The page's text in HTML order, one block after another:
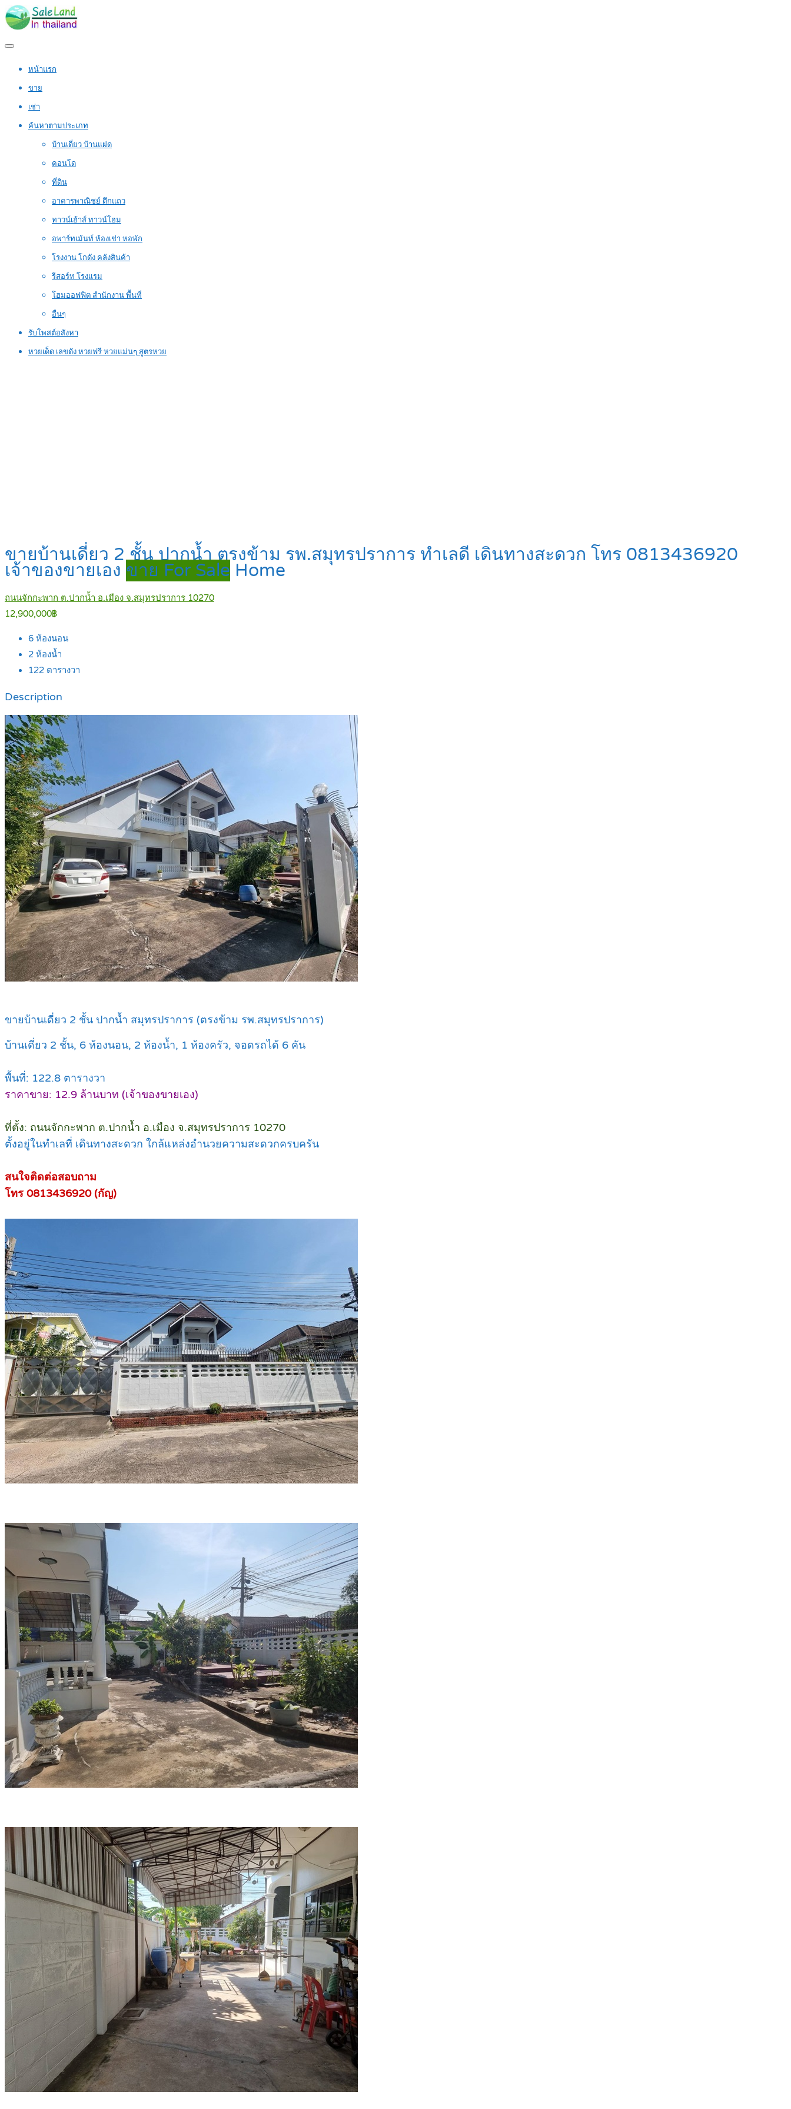
หน้าแรก
ขาย
เช่า
ค้นหาตามประเภท
บ้านเดี่ยว บ้านแฝด
คอนโด
ที่ดิน
อาคารพาณิชย์ ตึกแถว
ทาวน์เฮ้าส์ ทาวน์โฮม
อพาร์ทเม้นท์ ห้องเช่า หอพัก
โรงงาน โกดัง คลังสินค้า
รีสอร์ท โรงแรม
โฮมออฟฟิต สำนักงาน พื้นที่
อื่นๆ
รับโพสต์อสังหา
หวยเด็ด เลขดัง หวยฟรี หวยแม่นๆ สูตรหวย
ขายบ้านเดี่ยว 2 ชั้น ปากน้ำ ตรงข้าม รพ.สมุทรปราการ ทำเลดี เดินทางสะดวก โทร 0813436920
เจ้าของขายเอง ขาย For Sale Home
ถนนจักกะพาก ต.ปากน้ำ อ.เมือง จ.สมุทรปราการ 10270
12,900,000฿
6 ห้องนอน
2 ห้องน้ำ
122 ตารางวา
Description
ขายบ้านเดี่ยว 2 ชั้น ปากน้ำ สมุทรปราการ (ตรงข้าม รพ.สมุทรปราการ)
บ้านเดี่ยว 2 ชั้น, 6 ห้องนอน, 2 ห้องน้ำ, 1 ห้องครัว, จอดรถได้ 6 คัน
พื้นที่: 122.8 ตารางวา
ราคาขาย: 12.9 ล้านบาท (เจ้าของขายเอง)
ที่ตั้ง: ถนนจักกะพาก ต.ปากน้ำ อ.เมือง จ.สมุทรปราการ 10270
ตั้งอยู่ในทำเลที่ เดินทางสะดวก ใกล้แหล่งอำนวยความสะดวกครบครัน
สนใจติดต่อสอบถาม
โทร 0813436920 (กัญ)